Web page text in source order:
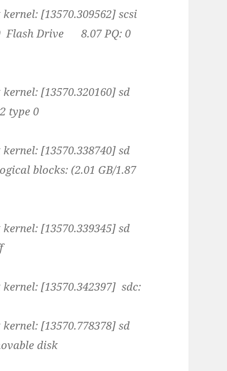
[13570.309562] scsi
Flash Drive 8.07 PQ: 0
[13570.320160] sd
type 0
[13570.338740] sd
blocks: (2.01 GB/1.87
[13570.339345] sd
[13570.342397] sdc:
[13570.778378] sd
disk